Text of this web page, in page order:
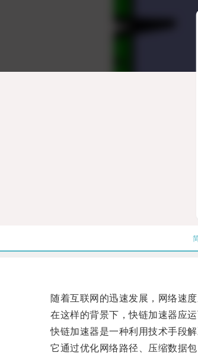
随着互联网的迅速发展，网络速度
在这样的背景下，快链加速器应运
快链加速器是一种利用技术手段解
它通过优化网络路径、压缩数据包